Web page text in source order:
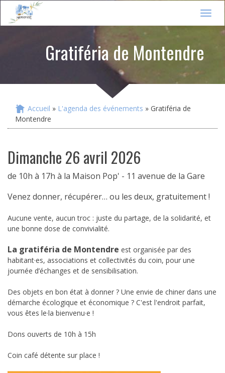
T
o
a
Gratiféria de Montendre
Vous êtes ici
Accueil » L'agenda des événements » Gratiféria de
Montendre
dimanche 26 avril 2026
de 10h à 17h à la Maison Pop' - 11 avenue de la Gare
Venez donner, récupérer… ou les deux, gratuitement !
Aucune vente, aucun troc : juste du partage, de la solidarité, et
une bonne dose de convivialité.
La gratiféria de Montendre est organisée par des
habitant·es, associations et collectivités du coin, pour une
journée d’échanges et de sensibilisation.
Des objets en bon état à donner ? Une envie de chiner dans une
démarche écologique et économique ? C'est l'endroit parfait,
vous êtes le·la bienvenu·e !
Dons ouverts de 10h à 15h
Coin café détente sur place !